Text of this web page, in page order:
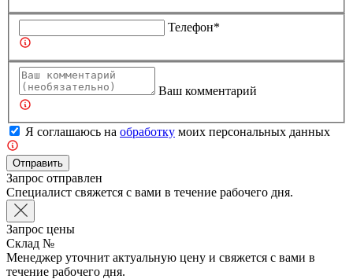
Телефон*
Ваш комментарий
Я соглашаюсь на обработку моих персональных данных
Отправить
Запрос отправлен
Специалист свяжется с вами в течение рабочего дня.
Запрос цены
Склад №
Менеджер уточнит актуальную цену и свяжется с вами в
течение рабочего дня.